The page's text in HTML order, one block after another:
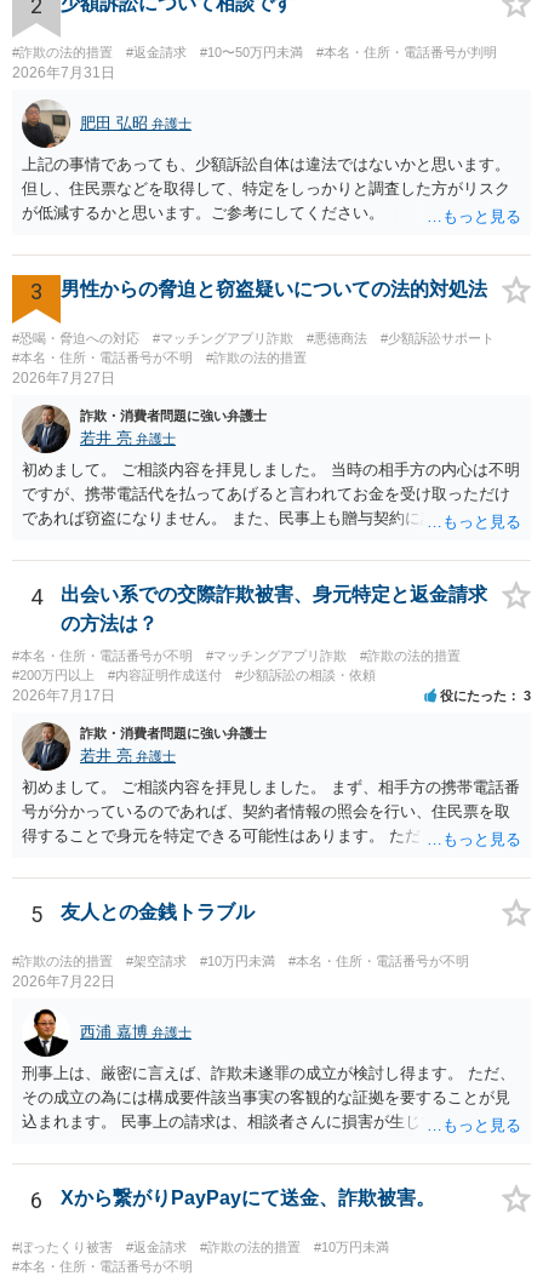
#詐欺の法的措置 #返金請求 #10〜50万円未満 #本名・住所・電話番号が判明
2026年7月31日
肥田 弘昭 弁護士
上記の事情であっても、少額訴訟自体は違法ではないかと思います。
但し、住民票などを取得して、特定をしっかりと調査した方がリスク
が低減するかと思います。ご参考にしてください。
3 男性からの脅迫と窃盗疑いについての法的対処法
#恐喝・脅迫への対応 #マッチングアプリ詐欺 #悪徳商法
#少額訴訟サポート
#本名・住所・電話番号が不明
#詐欺の法的措置
2026年7月27日
詐欺・消費者問題に強い弁護士
若井 亮 弁護士
初めまして。 ご相談内容を拝見しました。 当時の相手方の内心は不明
ですが、携帯電話代を払ってあげると言われてお金を受け取っただけ
であれば窃盗になりません。 また、民事上も贈与契約に該当すると思
ず、可能であればブロックをするようにしてください。 ご不安であれ
ば、最寄りの警察署に相談をしても良いかもしれません。 以上、ご参
考になれば幸いです。
4
出会い系での交際詐欺被害、身元特定と返金請求
の方法は？
#本名・住所・電話番号が不明 #マッチングアプリ詐欺
#詐欺の法的措置
#200万円以上
#内容証明作成送付 #少額訴訟の相談・依頼
2026年7月17日 役にたった 3
詐欺・消費者問題に強い弁護士
若井 亮 弁護士
初めまして。 ご相談内容を拝見しました。 まず、相手方の携帯電話番
号が分かっているのであれば、契約者情報の照会を行い、住民票を取
得することで身元を特定できる可能性はあります。 ただ、他人名義の
ろです。 LINEについても、詐欺の事案であれば照会できる可能性はあ
りますが、携帯電話の番号を経由する方法より難しくなります。 身元
を特定した後は、返金の理屈があるかどうかを確認していきます。 基
本的に贈与に該当する場合には返金請求ができません。 詐欺を含め、
当方に返金の理屈があるかどうかを確認していきます。 さらに、渡し
た金額について、裏付けがあるかどうかも精査します。 上記を経て、
身元の特定、返金の理屈があると判断できるのであれば、まずは交渉
からスタートすることになるでしょう。 ご理解のとおり、詐欺である
ことの立証は簡単ではありません。 刑事事件化が出来るのであれば、
返金交渉で有利になる可能性がありますが、民事上の詐欺の立証以上
に難しいところがあります。 こちらについては、一度、最寄りの警察
良いかと思います。
5 友人との金銭トラブル
#詐欺の法的措置 #架空請求 #10万円未満 #本名・住所・電話番号が不明
2026年7月22日
西浦 嘉博 弁護士
刑事上は、厳密に言えば、詐欺未遂罪の成立が検討し得ます。 ただ、
その成立の為には構成要件該当事実の客観的な証拠を要することが見
込まれます。 民事上の請求は、相談者さんに損害が生じていない以
い場合、最寄りの法律事務所での相談を検討ください。 上記、ご参考
ください。
6 Xから繋がりPayPayにて送金、詐欺被害。
#ぼったくり被害 #返金請求 #詐欺の法的措置
#10万円未満
#本名・住所・電話番号が不明